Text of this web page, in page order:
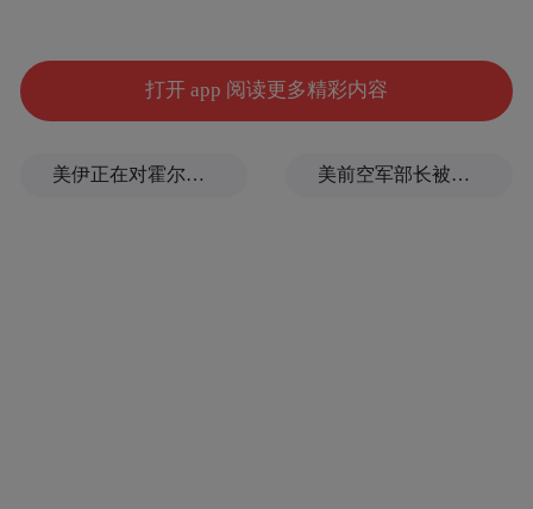
by the user of Dafeng Hao, which is a social media
platform and merely provides information storage
space services.”
打开 app 阅读更多精彩内容
美伊正在对霍尔木兹进行最后博弈 美前空军部长被撤销涉密信息访问权限